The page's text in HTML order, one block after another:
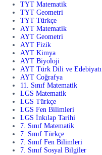
TYT Matematik
TYT Geometri
TYT Türkçe
AYT Matematik
AYT Geometri
AYT Fizik
AYT Kimya
AYT Biyoloji
AYT Türk Dili ve Edebiyatı
AYT Coğrafya
11. Sınıf Matematik
LGS Matematik
LGS Türkçe
LGS Fen Bilimleri
LGS İnkılap Tarihi
7. Sınıf Matematik
7. Sınıf Türkçe
7. Sınıf Fen Bilimleri
7. Sınıf Sosyal Bilgiler